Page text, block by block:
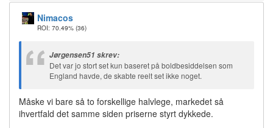
Nimacos
ROI: 70.49% (36)
Jørgensen51 skrev:
Det var jo stort set kun baseret på boldbesiddelsen som
England havde, de skabte reelt set ikke noget.
Måske vi bare så to forskellige halvlege, markedet så
ihvertfald det samme siden priserne styrt dykkede.